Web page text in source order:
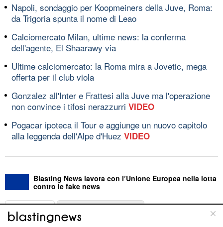
Napoli, sondaggio per Koopmeiners della Juve, Roma:
da Trigoria spunta il nome di Leao
Calciomercato Milan, ultime news: la conferma
dell'agente, El Shaarawy via
Ultime calciomercato: la Roma mira a Jovetic, mega
offerta per il club viola
Gonzalez all'Inter e Frattesi alla Juve ma l'operazione
non convince i tifosi nerazzurri VIDEO
Pogacar ipoteca il Tour e aggiunge un nuovo capitolo
alla leggenda dell'Alpe d'Huez VIDEO
Blasting News lavora con l’Unione Europea nella lotta
contro le fake news
ABOUT